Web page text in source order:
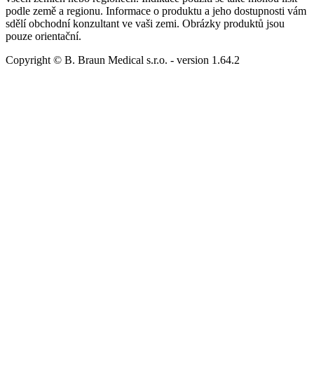
podle země a regionu. Informace o produktu a jeho dostupnosti vám
sdělí obchodní konzultant ve vaši zemi. Obrázky produktů jsou
pouze orientační.
Copyright © B. Braun Medical s.r.o. - version 1.64.2